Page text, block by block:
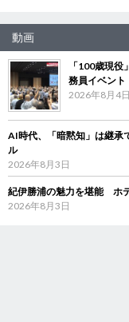
動画
「100歳現
務員イベント
2026年8月4日
AI時代、「暗黙知」は継
ル
2026年8月3日
紀伊勝浦の魅力を堪能 ホ
2026年8月3日